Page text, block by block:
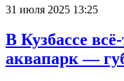
31 июля 2025 13:25
В Кузбассе
аквапарк —